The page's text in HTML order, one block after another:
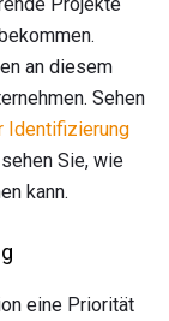
an diesem
Sehen
Identifizierung
Sie, wie
kann.
eine Priorität